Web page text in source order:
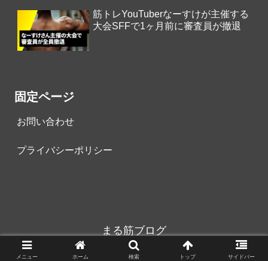
筋トレYouTuberなーすけが主催する
大会SFFで1ヶ月前に審査員が撤退
固定ページ
お問い合わせ
プライバシーポリシー
まる筋ブログ
© 2023 まる筋ブログ.
メニュー ホーム 検索 トップ サイドバー